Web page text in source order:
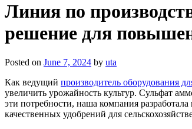
Линия по
решение для
Posted on June 7, 2024 by uta
Как ведущий производитель оборудования
увеличить урожайность культур. Сульфат
эти потребности, наша компания разработала
качественных удобрений для